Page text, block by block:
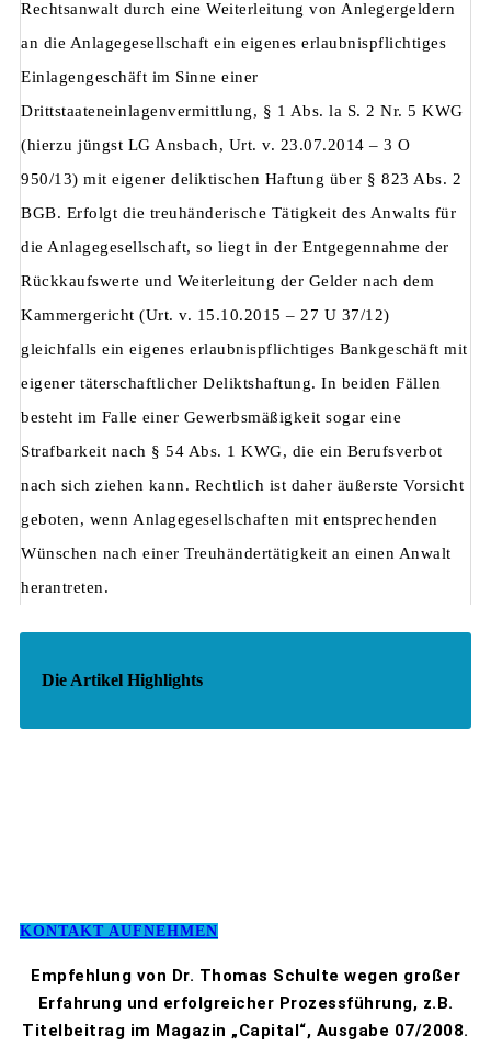
Rechtsanwalt durch eine Weiterleitung von Anlegergeldern
an die Anlagegesellschaft ein eigenes erlaubnispflichtiges
Einlagengeschäft im Sinne einer
Drittstaateneinlagenvermittlung, § 1 Abs. la S. 2 Nr. 5 KWG
(hierzu jüngst LG Ansbach, Urt. v. 23.07.2014 – 3 O
950/13) mit eigener deliktischen Haftung über § 823 Abs. 2
BGB. Erfolgt die treuhänderische Tätigkeit des Anwalts für
die Anlagegesellschaft, so liegt in der Entgegennahme der
Rückkaufswerte und Weiterleitung der Gelder nach dem
Kammergericht (Urt. v. 15.10.2015 – 27 U 37/12)
gleichfalls ein eigenes erlaubnispflichtiges Bankgeschäft mit
eigener täterschaftlicher Deliktshaftung. In beiden Fällen
besteht im Falle einer Gewerbsmäßigkeit sogar eine
Strafbarkeit nach § 54 Abs. 1 KWG, die ein Berufsverbot
nach sich ziehen kann. Rechtlich ist daher äußerste Vorsicht
geboten, wenn Anlagegesellschaften mit entsprechenden
Wünschen nach einer Treuhändertätigkeit an einen Anwalt
herantreten.
Die Artikel Highlights
KONTAKT AUFNEHMEN
Empfehlung von Dr. Thomas Schulte wegen großer
Erfahrung und erfolgreicher Prozessführung, z.B.
Titelbeitrag im Magazin „Capital“, Ausgabe 07/2008.